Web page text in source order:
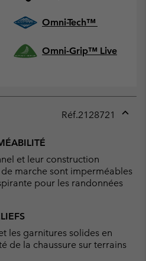
Omni-Tech™
Omni-Grip™ Live
Réf.2128721
et leur construction
marche sont imperméables
pour les randonnées
les garnitures solides en
de la chaussure sur terrains